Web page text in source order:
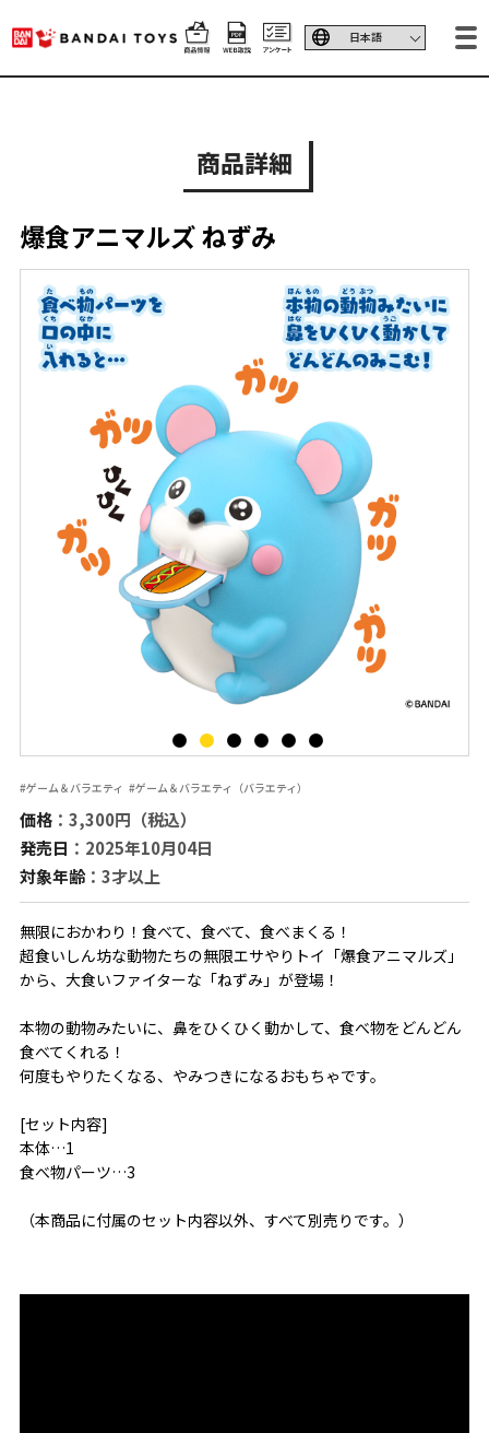
商品詳細
爆食アニマルズ ねずみ
#ゲーム＆バラエティ #ゲーム＆バラエティ（バラエティ）
価格：3,300円（税込）
発売日 ：2025年10月04日
対象年齢：3才以上
無限におかわり！食べて、食べて、食べまくる！
超食いしん坊な動物たちの無限エサやりトイ「爆食アニマルズ」
から、大食いファイターな「ねずみ」が登場！
本物の動物みたいに、鼻をひくひく動かして、食べ物をどんどん
食べてくれる！
何度もやりたくなる、やみつきになるおもちゃです。
[セット内容]
本体…1
食べ物パーツ…3
（本商品に付属のセット内容以外、すべて別売りです。）